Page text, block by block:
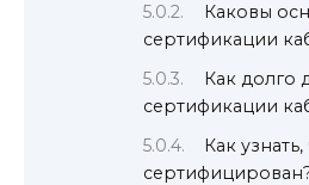
Каковы
сертификации
Как долго
сертификации
Как